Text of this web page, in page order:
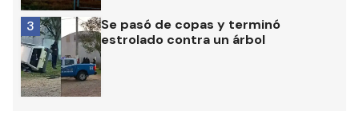
Se pasó de copas y terminó
estrolado contra un árbol
3